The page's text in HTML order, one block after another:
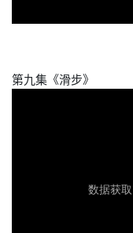
第九集《滑步》